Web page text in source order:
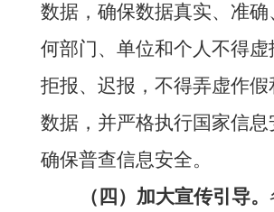
数据，确保数据真实、准
何部门、单位和个人不得虚
拒报、迟报，不得弄虚作假
数据，并严格执行国家信息
确保普查信息安全。
（四）加大宣传引导。